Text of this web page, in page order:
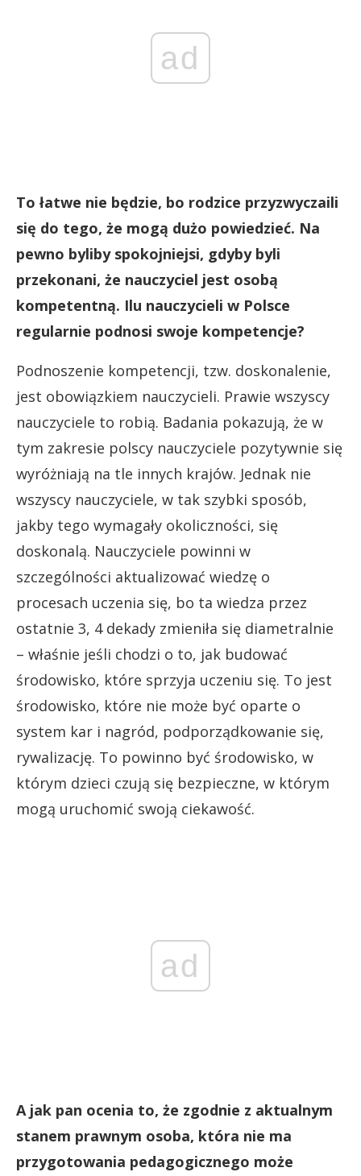
ad
To łatwe nie będzie, bo rodzice przyzwyczaili
się do tego, że mogą dużo powiedzieć. Na
pewno byliby spokojniejsi, gdyby byli
przekonani, że nauczyciel jest osobą
kompetentną. Ilu nauczycieli w Polsce
regularnie podnosi swoje kompetencje?
Podnoszenie kompetencji, tzw. doskonalenie,
jest obowiązkiem nauczycieli. Prawie wszyscy
nauczyciele to robią. Badania pokazują, że w
tym zakresie polscy nauczyciele pozytywnie się
wyróżniają na tle innych krajów. Jednak nie
wszyscy nauczyciele, w tak szybki sposób,
jakby tego wymagały okoliczności, się
doskonalą. Nauczyciele powinni w
szczególności aktualizować wiedzę o
procesach uczenia się, bo ta wiedza przez
ostatnie 3, 4 dekady zmieniła się diametralnie
– właśnie jeśli chodzi o to, jak budować
środowisko, które sprzyja uczeniu się. To jest
środowisko, które nie może być oparte o
system kar i nagród, podporządkowanie się,
rywalizację. To powinno być środowisko, w
którym dzieci czują się bezpieczne, w którym
mogą uruchomić swoją ciekawość.
ad
A jak pan ocenia to, że zgodnie z aktualnym
stanem prawnym osoba, która nie ma
przygotowania pedagogicznego może